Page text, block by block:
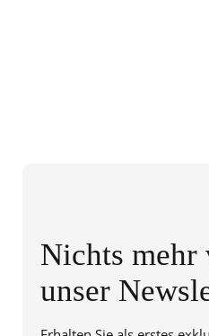
Nichts mehr
unser